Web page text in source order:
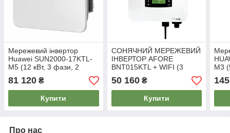
Мережевий інвертор
Huawei SUN2000-17KTL-
M5 (12 кВт, 3 фази, 2
МРРТ)
81 120 ₴
Купити
СОНЯЧНИЙ МЕРЕЖЕВИЙ
ІНВЕРТОР AFORE
BNT015KTL + WIFI (3
ФАЗИ, 15 КВТ, 2 МРРТ)
50 160₴
Купити
M3
Про нас